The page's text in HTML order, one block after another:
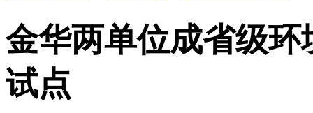
金华两单位成省级
试点